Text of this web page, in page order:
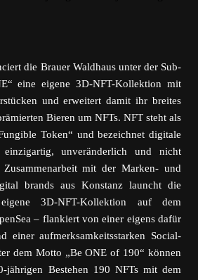
die Brauer Waldhaus unter der Sub-
eine eigene 3D-NFT-Kollektion mit
und erweitert damit ihr breites
Bieren um NFTs. NFT steht als
Token“ und bezeichnet digitale
einzigartig, unveränderlich und nicht
mit der Marken- und
brands aus Konstanz launcht die
3D-NFT-Kollektion auf dem
– flankiert von einer eigens dafür
einer aufmerksamkeitsstarken Social-
dem Motto „Be ONE of 190“ können
jährigen Bestehen 190 NFTs mit dem